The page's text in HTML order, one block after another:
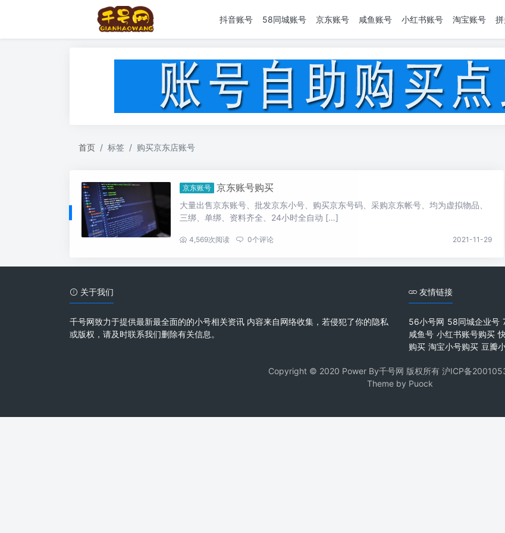
抖音账号 58同城账号 京东账号 咸鱼账号 小红书账号 淘宝账号
首页 标签 购买京东店账号
京东账号 京东账号购买
大量出售京东账号、批发京东小号、购买京东号码、采购京东帐号、均为虚拟物品、
三绑、单绑、资料齐全、24小时全自动 […]
... 4,569次阅读 0个评论 2021-11-29
关于我们
千号网致力于提供最新最全面的的小号相关资讯 内容来自网络收集，若侵犯了你的隐私
或版权，请及时联系我们删除有关信息。
友情链接
56小号网 58同城企业号
咸鱼号 小红书账号购买
购买 淘宝小号购买 豆瓣
Copyright © 2020 Power By千号网 版权所有 沪ICP备
Theme by Puock